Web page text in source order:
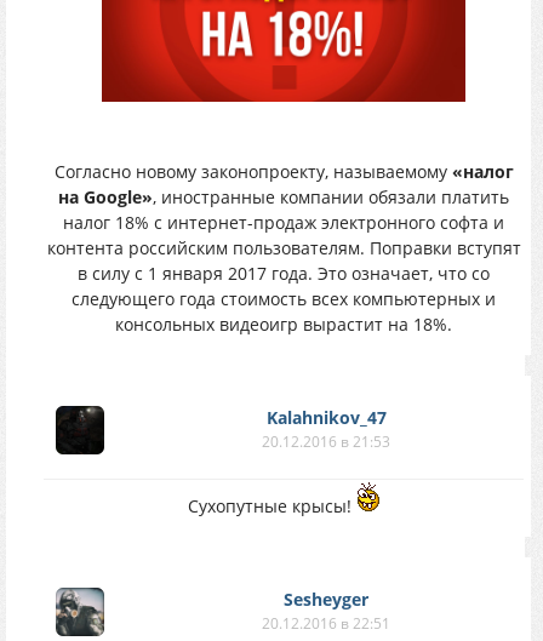
Согласно новому законопроекту, называемому «налог
на Google», иностранные компании обязали платить
налог 18% с интернет-продаж электронного софта и
контента российским пользователям. Поправки вступят
в силу с 1 января 2017 года. Это означает, что со
следующего года стоимость всех компьютерных и
консольных видеоигр вырастит на 18%.
Kalahnikov_47
20.12.2016 в 21:53
Сухопутные крысы!
Sesheyger
20.12.2016 в 22:51